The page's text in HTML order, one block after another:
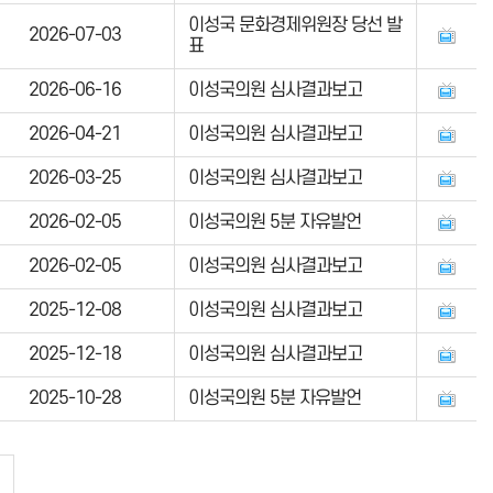
2026-07-03
이성국 문화경제위원장 당선 발
표
2026-06-16 이성국의원 심사결과보고
2026-04-21 이성국의원 심사결과보고
2026-03-25 이성국의원 심사결과보고
2026-02-05 이성국의원 5분 자유발언
2026-02-05 이성국의원 심사결과보고
2025-12-08 이성국의원 심사결과보고
2025-12-18 이성국의원 심사결과보고
2025-10-28 이성국의원 5분 자유발언